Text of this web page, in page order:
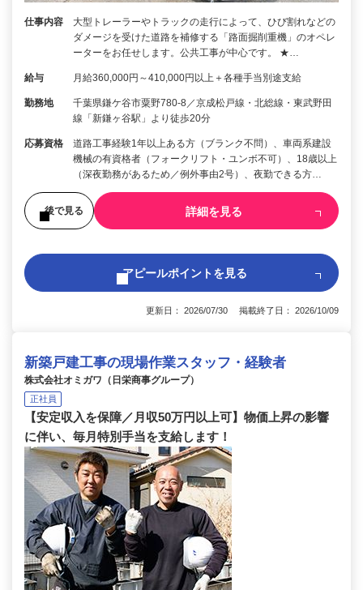
仕事内容
大型トレーラーやトラックの走行によって、ひび割れなどの
ダメージを受けた道路を補修する「路面掘削重機」のオペレ
ーターをお任せします。公共工事が中心です。 ★…
給与 月給360,000円～410,000円以上＋各種手当別途支給
勤務地
千葉県鎌ケ谷市粟野780-8／京成松戸線・北総線・東武野田
線「新鎌ヶ谷駅」より徒歩20分
応募資格
道路工事経験1年以上ある方（ブランク不問）、車両系建設
機械の有資格者（フォークリフト・ユンボ不可）、18歳以上
（深夜勤務があるため／例外事由2号）、夜勤できる方…
後で見る 詳細を見る
アピールポイントを見る
更新日： 2026/07/30 掲載終了日： 2026/10/09
新築戸建工事の現場作業スタッフ・経験者
株式会社オミガワ（日栄商事グループ）
正社員
【安定収入を保障／月収50万円以上可】物価上昇の影響
に伴い、毎月特別手当を支給します！